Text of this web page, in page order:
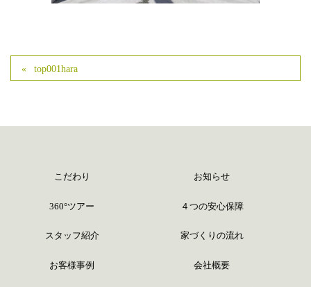
top001hara
こだわり
360°ツアー
スタッフ紹介
お客様事例
お知らせ
４つの安心保障
家づくりの流れ
会社概要